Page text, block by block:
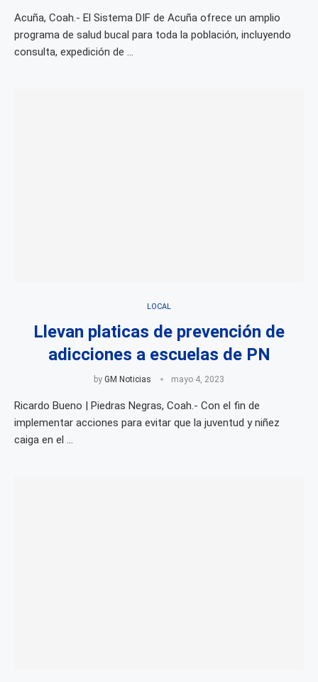
Acuña, Coah.- El Sistema DIF de Acuña ofrece un amplio
programa de salud bucal para toda la población, incluyendo
consulta, expedición de …
LOCAL
Llevan platicas de prevención de
adicciones a escuelas de PN
by GM Noticias mayo 4, 2023
Ricardo Bueno | Piedras Negras, Coah.- Con el fin de
implementar acciones para evitar que la juventud y niñez
caiga en el …